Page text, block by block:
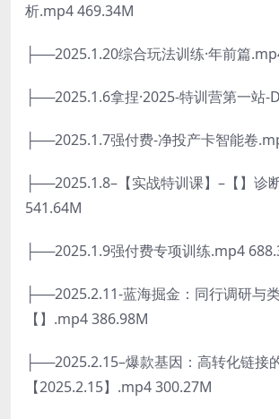
析.mp4 469.34M
├──2025.1.20综合玩法训练·年前篇
├──2025.1.6拿捏·2025-特训营第一站-
├──2025.1.7强付费-净投产卡智能卷
├──2025.1.8–【实战特训课】–【】诊
541.64M
├──2025.1.9强付费专项训练.mp4
├──2025.2.11-蓝海掘金：同行调研与
【】.mp4 386.98M
├──2025.2.15–爆款基因：高转化链接
【2025.2.15】.mp4 300.27M